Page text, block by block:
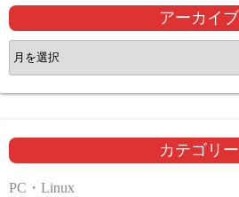
アーカイブ
ア
ー
カ
ブ
カテゴリー
PC・Linux